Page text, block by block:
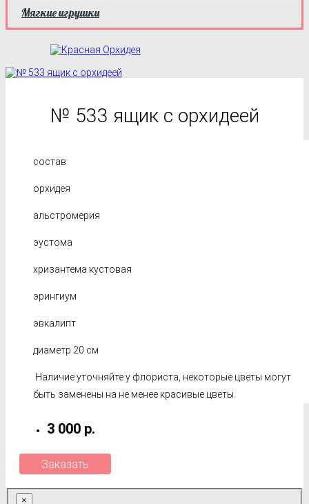
Мягкие игрушки
№ 533 ящик с орхидеей
состав:
орхидея
альстромерия
эустома
хризантема кустовая
эрингиум
эвкалипт
диаметр 20 см
Наличие уточняйте у флориста, некоторые цветы могут
быть заменены на не менее красивые цветы.
3 000 р.
Заказать
×